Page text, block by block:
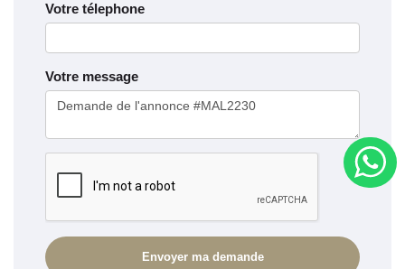
Votre télephone
Votre message